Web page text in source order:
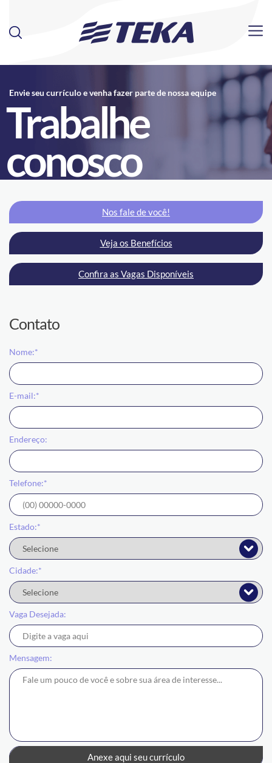
Envie seu currículo e venha fazer parte de nossa equipe
Trabalhe
conosco
Nos fale de você!
Veja os Benefícios
Confira as Vagas Disponíveis
Contato
Nome:*
E-mail:*
Endereço:
Telefone:*
Estado:*
Cidade:*
Vaga Desejada:
Mensagem:
Anexe aqui seu currículo